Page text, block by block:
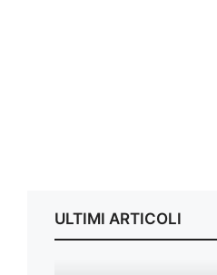
ULTIMI ARTICOLI